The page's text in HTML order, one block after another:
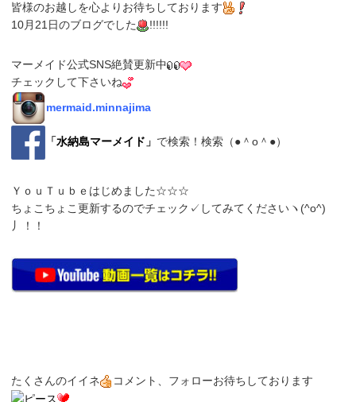
皆様のお越しを心よりお待ちしております
10月21日のブログでした
!!!!!!
マーメイド公式SNS絶賛更新中
チェックして下さいね
mermaid.minnajima
「水納島マーメイド 」 で検索！検索（●＾o＾●）
ＹｏｕＴｕｂｅはじめました☆☆☆
ちょこちょこ更新するのでチェック✓してみてくださいヽ(^o^)
丿！！
たくさんのイイネ コメント、フォローお待ちしております